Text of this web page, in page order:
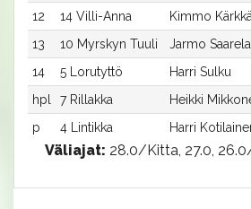
12
14 Villi-Anna Kimmo
13
10 Myrskyn Tuuli Jarmo Saarela
14
5 Lorutyttö Harri Sulku
hpl
7 Rillakka Heikki
p
4 Lintikka Harri
Väliajat: 28.0/Kitta, 27.0,